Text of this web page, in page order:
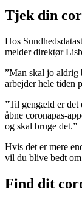
Tjek din
Hos
melder direktør
”Man skal jo aldrig
arbejder hele tiden
”Til gengæld er det
åbne coronapas-
og skal bruge det.”
Hvis det er mere
vil du blive bedt
Find dit